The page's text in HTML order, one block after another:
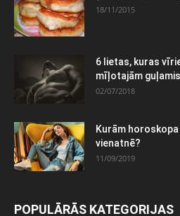
18/11/2015
6 lietas, kuras
mīļotajām
02/07/2018
Kurām
vienatnē?
11/09/2019
POPULĀRĀS KATEGORIJAS